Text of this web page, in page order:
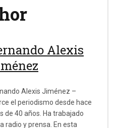
Alexis
Alexis Jiménez –
el periodismo desde hace
de 40 años. Ha trabajado
radio y prensa. En esta